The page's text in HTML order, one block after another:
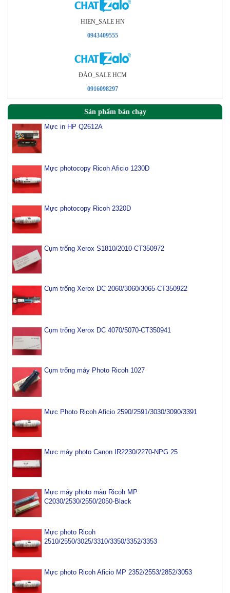
HIEN_SALE HN
0943409555
ÐÀO_SALE HCM
0916098297
Sản phẩm bán chạy
Mực in HP Q2612A
Mực photocopy Ricoh Aficio 1230D
Mực photocopy Ricoh 2320D
Cụm trống Xerox S1810/2010-CT350972
Cụm trống Xerox DC 2060/3060/3065-CT350922
Cụm trống Xerox DC 4070/5070-CT350941
Cụm trống máy Photo Ricoh 1027
Mực Photo Ricoh Aficio 2590/2591/3030/3090/3391
Mực máy photo Canon IR2230/2270-NPG 25
Mực máy photo màu Ricoh MP
C2030/2530/2550/2050-Black
Mực photo Ricoh
2510/2550/3025/3310/3350/3352/3353
Mực photo Ricoh Aficio MP 2352/2553/2852/3053